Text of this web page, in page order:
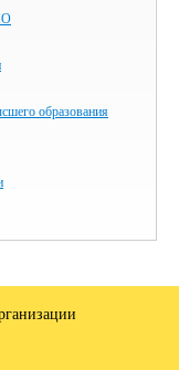
образования